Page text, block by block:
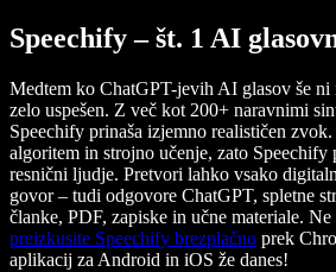
Speechify – št. 1 AI
Medtem ko ChatGPT-jevih AI glasov še
zelo uspešen. Z več kot 200+ naravnimi
Speechify prinaša izjemno realističen zvok.
algoritem in strojno učenje, zato Speechify
resnični ljudje. Pretvori lahko vsako
govor – tudi odgovore ChatGPT, spletne
članke, PDF, zapiske in učne materiale.
preizkusite Speechify brezplačno prek
aplikacij za Android in iOS že danes!